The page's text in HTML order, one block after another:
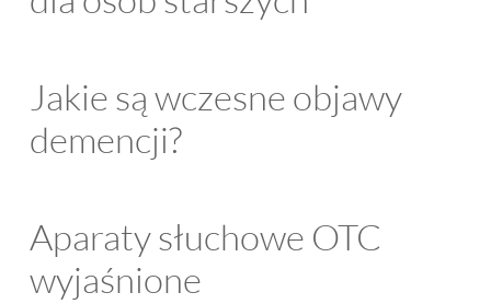
Jakie są wczesne objawy
demencji?
Aparaty słuchowe OTC
wyjaśnione